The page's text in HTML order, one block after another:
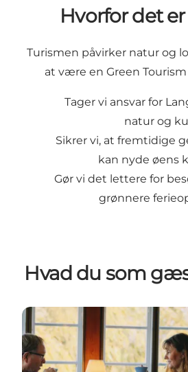
Hvorfor det
Turismen påvirker natur og
at være en Green
Tager vi ansvar for
natur og
Sikrer vi, at fremtidige
kan nyde øens
Gør vi det lettere for
grønnere
Hvad du som
Vælg overnatning med